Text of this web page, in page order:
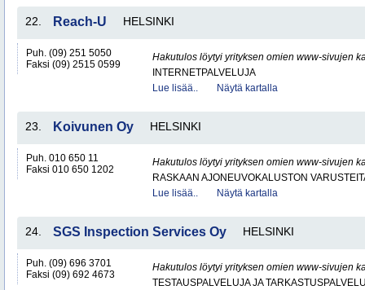
22. Reach-U HELSINKI
Puh. (09) 251 5050
Faksi (09) 2515 0599
Hakutulos löytyi yrityksen omien www-sivujen
INTERNETPALVELUJA
Lue lisää..
Näytä kartalla
23. Koivunen Oy HELSINKI
Puh. 010 650 11
Faksi 010 650 1202
Hakutulos löytyi yrityksen omien www-sivujen
RASKAAN AJONEUVOKALUSTON
Lue lisää..
Näytä kartalla
24. SGS Inspection Services Oy HELSINKI
Puh. (09) 696 3701
Faksi (09) 692 4673
Hakutulos löytyi yrityksen omien www-sivujen
TESTAUSPALVELUJA JA